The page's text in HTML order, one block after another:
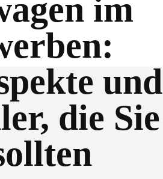
im
und
die Sie